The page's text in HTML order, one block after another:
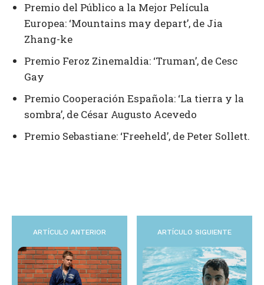
Premio del Público a la Mejor Película
Europea: ‘Mountains may depart’, de Jia
Zhang-ke
Premio Feroz Zinemaldia: ‘Truman’, de Cesc
Gay
Premio Cooperación Española: ‘La tierra y la
sombra’, de César Augusto Acevedo
Premio Sebastiane: ‘Freeheld’, de Peter Sollett.
ARTÍCULO ANTERIOR ARTÍCULO SIGUIENTE